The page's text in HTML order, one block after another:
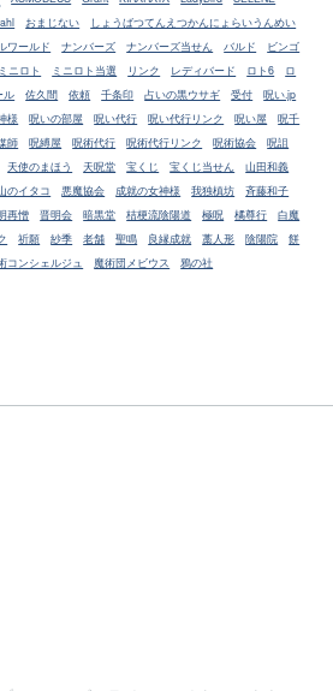
おまじない
しょうばつてんえつかんにょらいうんめい
ワールド ナンバーズ ナンバーズ当せん バルド
ビンゴ
ミニロト ミニロト当選 リンク レディバード ロト6
ロ
ル 佐久間 依頼 千条印 占いの黒ウサギ 受付
呪い.jp
様 呪いの部屋 呪い代行 呪い代行リンク 呪い屋
呪千
師 呪縛屋 呪術代行 呪術代行リンク 呪術協会
呪詛
天使のまほう 天呪堂 宝くじ 宝くじ当せん
山田和義
のイタコ 悪魔協会 成就の女神様 我独槙坊
斉藤和子
再憎 晋明会 暗黒堂 桔梗流陰陽道 極呪 橘尊行
白魔
祈願 紗季 老舗 聖鳴 良縁成就 藁人形 陰陽院
餅
コンシェルジュ 魔術団メビウス 鴉の社